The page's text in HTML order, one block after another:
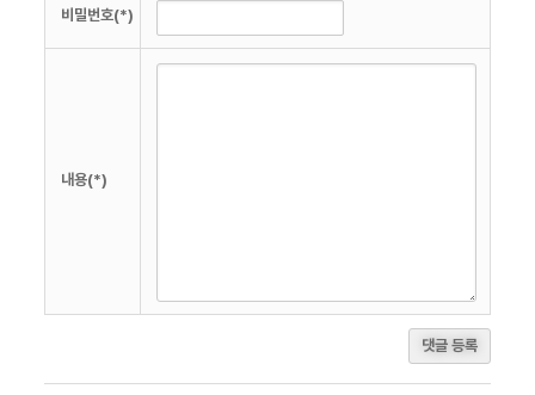
비밀번호(*)
내용(*)
댓글 등록